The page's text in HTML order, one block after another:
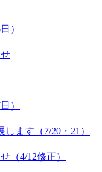
）
）
ます（7/20・21）
（4/12修正）